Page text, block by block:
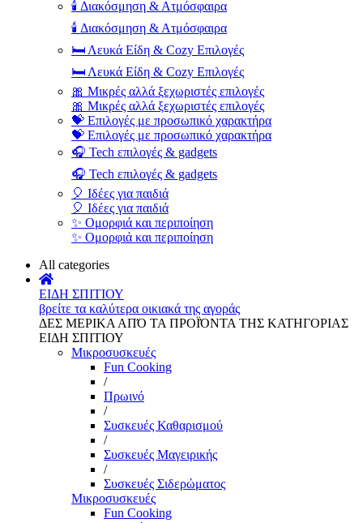
🕯️ Διακόσμηση & Ατμόσφαιρα
🕯️ Διακόσμηση & Ατμόσφαιρα
🛏️ Λευκά Είδη & Cozy Επιλογές
🛏️ Λευκά Είδη & Cozy Επιλογές
🎀 Μικρές αλλά ξεχωριστές επιλογές
🎀 Μικρές αλλά ξεχωριστές επιλογές
💝 Επιλογές με προσωπικό χαρακτήρα
💝 Επιλογές με προσωπικό χαρακτήρα
🎧 Tech επιλογές & gadgets
🎧 Tech επιλογές & gadgets
🎈 Ιδέες για παιδιά
🎈 Ιδέες για παιδιά
✨ Ομορφιά και περιποίηση
✨ Ομορφιά και περιποίηση
All categories
ΕΙΔΗ ΣΠΙΤΙΟΥ
βρείτε τα καλύτερα οικιακά της αγοράς
ΔΕΣ ΜΕΡΙΚΑ ΑΠΌ ΤΑ ΠΡΟΪΌΝΤΑ ΤΗΣ ΚΑΤΗΓΟΡΙΑΣ
ΕΙΔΗ ΣΠΙΤΙΟΥ
Μικροσυσκευές
Fun Cooking
/
Πρωινό
/
Συσκευές Καθαρισμού
/
Συσκευές Μαγειρικής
/
Συσκευές Σιδερώματος
Μικροσυσκευές
Fun Cooking